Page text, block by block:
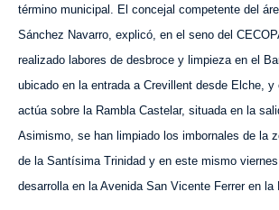
término municipal. El concejal competente del
Sánchez Navarro, explicó, en el seno del
realizado labores de desbroce y limpieza en el
ubicado en la entrada a Crevillent desde Elche,
actúa sobre la Rambla Castelar, situada en la
Asimismo, se han limpiado los imbornales de la
de la Santísima Trinidad y en este mismo
desarrolla en la Avenida San Vicente Ferrer en la